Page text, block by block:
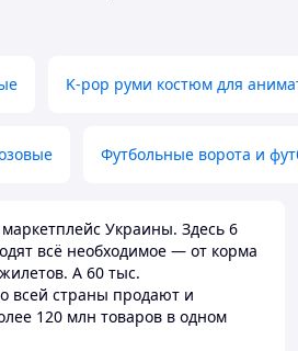
K-pop руми костюм для
Футбольные ворота и
Украины. Здесь 6
всё необходимое — от корма
А 60 тыс.
всей страны продают и
120 млн товаров в одном